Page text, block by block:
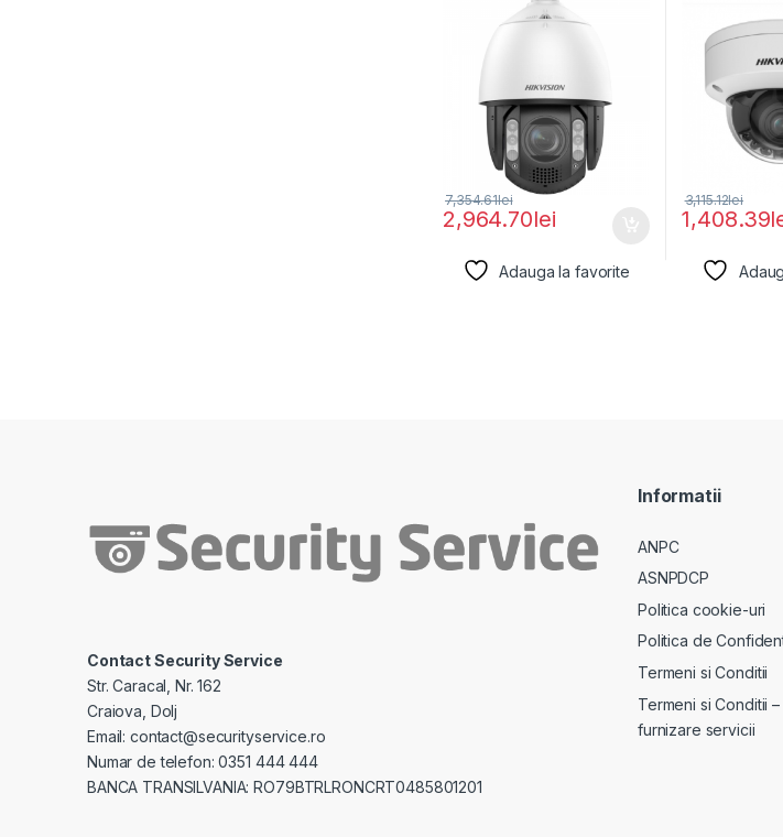
2,964.70lei
7,354.61lei
Adauga la favorite
lentila
1,408.39
3,115.12lei
Contact Security Service
Str. Caracal, Nr. 162
Craiova, Dolj
Email: contact@securityservice.ro
Numar de telefon: 0351 444 444
BANCA TRANSILVANIA: RO79BTRLRONCRT0485801201
Informatii
ANPC
ASNPDCP
Politica cookie-uri
Politica de
Termeni si Conditii
Termeni si Conditii
furnizare servicii